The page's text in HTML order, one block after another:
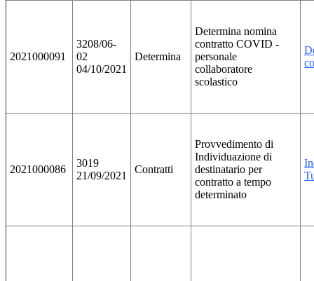
2021000091
3208/06-
02
04/10/2021
Determina
Determina nomina
contratto COVID -
personale
collaboratore
scolastico
2021000086
3019
21/09/2021
Contratti
Provvedimento di
Individuazione di
destinatario per
contratto a tempo
determinato